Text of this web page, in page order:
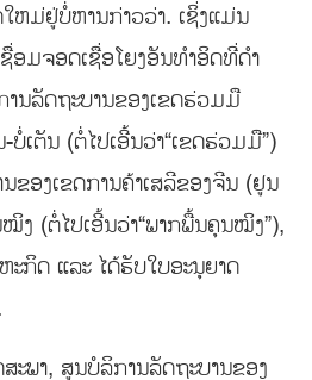
ຫມ່ຢູ່ບໍ່ຫານກ່າວວ່າ. ເຊິ່ງແມ່ນ
ອມຈອດເຊື່ອໂຍງອັນທໍາອິດທີ່ດໍາ
ນລັດຖະບານຂອງເຂດຮ່ວມມື
ເຕັນ (ຕໍ່ໄປເອີ້ນວ່າ“ເຂດຮ່ວມມື”)
ຂອງເຂດການຄ້າເສລີຂອງຈີນ (ຢູນ
ງ (ຕໍ່ໄປເອີ້ນວ່າ“ພາກພື້ນຄຸນໝິງ”),
ະກິດ ແລະ ໄດ້ຮັບໃບອະນຸຍາດ
ະພາ, ສູນບໍລິການລັດຖະບານຂອງ